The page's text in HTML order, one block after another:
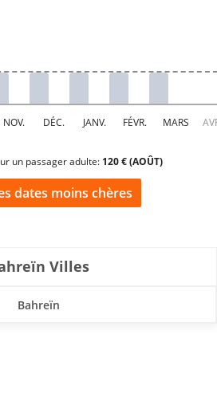
un passager adulte: 120 € (AOÛT)
dates moins chères
Villes
Bahreïn